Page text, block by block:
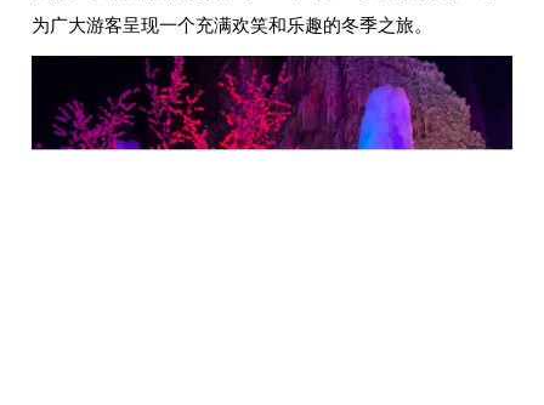
为广大游客呈现一个充满欢笑和乐趣的冬季之旅。